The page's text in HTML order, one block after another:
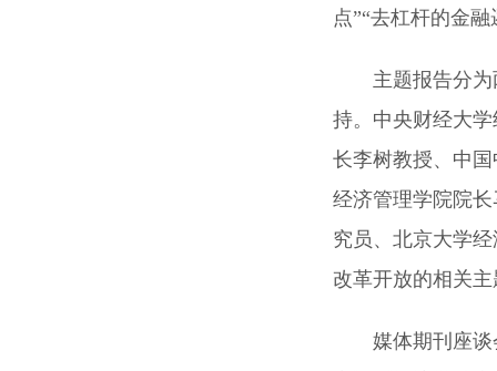
点”“去杠杆的金
主题报告分
持。中央财经大
长李树教授、中
经济管理学院院
究员、北京大学
改革开放的相关
媒体期刊座